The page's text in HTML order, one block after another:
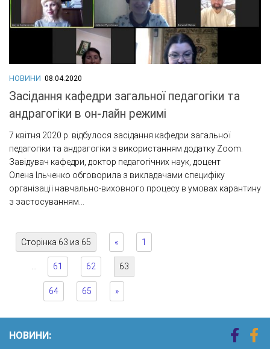
НОВИНИ 08.04.2020
Засідання кафедри загальної педагогіки та
андрагогіки в он-лайн режимі
7 квітня 2020 р. відбулося засідання кафедри загальної
педагогіки та андрагогіки з використанням додатку Zoom.
Завідувач кафедри, доктор педагогічних наук, доцент
Олена Ільченко обговорила з викладачами специфіку
організації навчально-виховного процесу в умовах карантину
з застосуванням...
Сторінка 63 из 65 « 1
… 61 62 63
64 65 »
НОВИНИ: